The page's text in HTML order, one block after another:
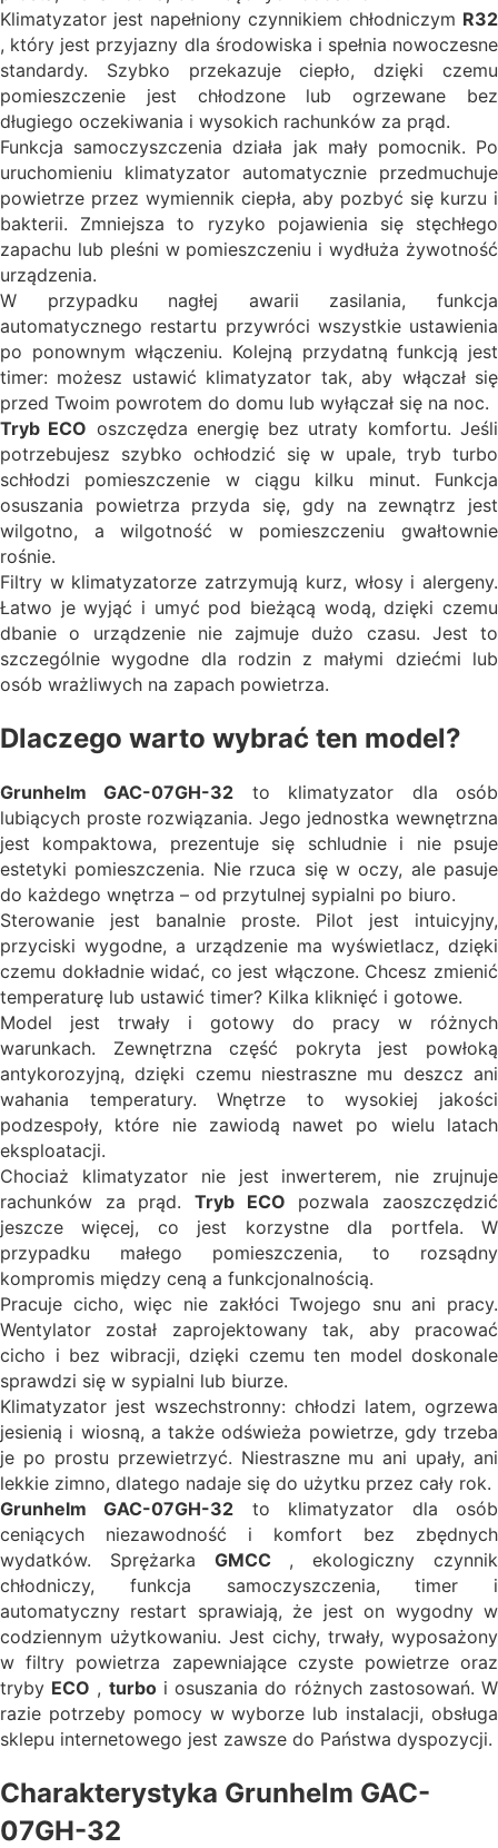
Klimatyzator jest napełniony czynnikiem chłodniczym R32
, który jest przyjazny dla środowiska i spełnia nowoczesne
standardy. Szybko przekazuje ciepło, dzięki czemu
pomieszczenie jest chłodzone lub ogrzewane bez
długiego oczekiwania i wysokich rachunków za prąd.
Funkcja samoczyszczenia działa jak mały pomocnik. Po
uruchomieniu klimatyzator automatycznie przedmuchuje
powietrze przez wymiennik ciepła, aby pozbyć się kurzu i
bakterii. Zmniejsza to ryzyko pojawienia się stęchłego
zapachu lub pleśni w pomieszczeniu i wydłuża żywotność
urządzenia.
W przypadku nagłej awarii zasilania, funkcja
automatycznego restartu przywróci wszystkie ustawienia
po ponownym włączeniu. Kolejną przydatną funkcją jest
timer: możesz ustawić klimatyzator tak, aby włączał się
przed Twoim powrotem do domu lub wyłączał się na noc.
Tryb ECO oszczędza energię bez utraty komfortu. Jeśli
potrzebujesz szybko ochłodzić się w upale, tryb turbo
schłodzi pomieszczenie w ciągu kilku minut. Funkcja
osuszania powietrza przyda się, gdy na zewnątrz jest
wilgotno, a wilgotność w pomieszczeniu gwałtownie
rośnie.
Filtry w klimatyzatorze zatrzymują kurz, włosy i alergeny.
Łatwo je wyjąć i umyć pod bieżącą wodą, dzięki czemu
dbanie o urządzenie nie zajmuje dużo czasu. Jest to
szczególnie wygodne dla rodzin z małymi dziećmi lub
osób wrażliwych na zapach powietrza.
Dlaczego warto wybrać ten model?
Grunhelm GAC-07GH-32 to klimatyzator dla osób
lubiących proste rozwiązania. Jego jednostka wewnętrzna
jest kompaktowa, prezentuje się schludnie i nie psuje
estetyki pomieszczenia. Nie rzuca się w oczy, ale pasuje
do każdego wnętrza – od przytulnej sypialni po biuro.
Sterowanie jest banalnie proste. Pilot jest intuicyjny,
przyciski wygodne, a urządzenie ma wyświetlacz, dzięki
czemu dokładnie widać, co jest włączone. Chcesz zmienić
temperaturę lub ustawić timer? Kilka kliknięć i gotowe.
Model jest trwały i gotowy do pracy w różnych
warunkach. Zewnętrzna część pokryta jest powłoką
antykorozyjną, dzięki czemu niestraszne mu deszcz ani
wahania temperatury. Wnętrze to wysokiej jakości
podzespoły, które nie zawiodą nawet po wielu latach
eksploatacji.
Chociaż klimatyzator nie jest inwerterem, nie zrujnuje
rachunków za prąd. Tryb ECO pozwala zaoszczędzić
jeszcze więcej, co jest korzystne dla portfela. W
przypadku małego pomieszczenia, to rozsądny
kompromis między ceną a funkcjonalnością.
Pracuje cicho, więc nie zakłóci Twojego snu ani pracy.
Wentylator został zaprojektowany tak, aby pracować
cicho i bez wibracji, dzięki czemu ten model doskonale
sprawdzi się w sypialni lub biurze.
Klimatyzator jest wszechstronny: chłodzi latem, ogrzewa
jesienią i wiosną, a także odświeża powietrze, gdy trzeba
je po prostu przewietrzyć. Niestraszne mu ani upały, ani
lekkie zimno, dlatego nadaje się do użytku przez cały rok.
Grunhelm GAC-07GH-32 to klimatyzator dla osób
ceniących niezawodność i komfort bez zbędnych
wydatków. Sprężarka GMCC , ekologiczny czynnik
chłodniczy, funkcja samoczyszczenia, timer i
automatyczny restart sprawiają, że jest on wygodny w
codziennym użytkowaniu. Jest cichy, trwały, wyposażony
w filtry powietrza zapewniające czyste powietrze oraz
tryby ECO , turboi osuszania do różnych zastosowań. W
razie potrzeby pomocy w wyborze lub instalacji, obsługa
sklepu internetowego jest zawsze do Państwa dyspozycji.
Charakterystyka Grunhelm GAC-
07GH-32